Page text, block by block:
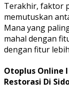
Terakhir, faktor
memutuskan
Mana yang
mahal dengan
dengan fitur
Otoplus Online
Restorasi Di